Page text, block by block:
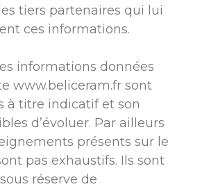
tiers partenaires qui lui
ces informations.
informations données
www.beliceram.frsont
à titre indicatif et son
d’évoluer. Par ailleurs
présents sur le
pas exhaustifs. Ils sont
réserve de